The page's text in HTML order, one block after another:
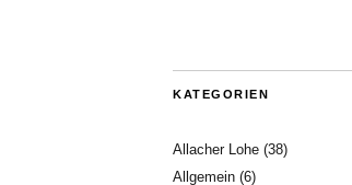
KATEGORIEN
Allacher Lohe (38)
Allgemein (6)